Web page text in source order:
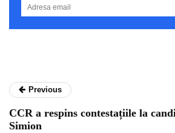
Previous
CCR a respins contestațiile la
Simion